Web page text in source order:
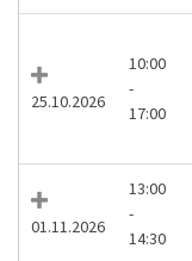
25.10.2026
10:00
-
17:00
01.11.2026
13:00
-
14:30